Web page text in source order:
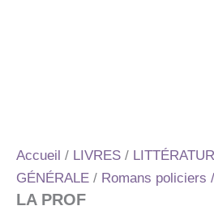
Accueil / LIVRES /
GÉNÉRALE / Romans policiers
LA PROF